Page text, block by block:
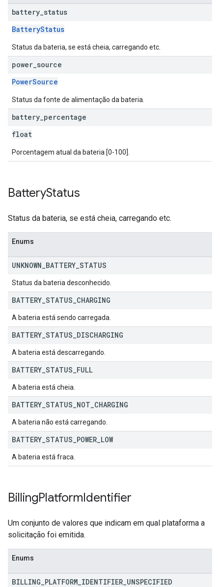
battery status
BatteryStatus
Status da bateria, se está cheia, carregando etc.
power source
PowerSource
Status da fonte de alimentação da bateria.
battery percentage
float
Porcentagem atual da bateria [0-100].
BatteryStatus
Status da bateria, se está cheia, carregando etc.
Enums
UNKNOWN BATTERY STATUS
Status da bateria desconhecido.
BATTERY STATUS CHARGING
A bateria está sendo carregada.
BATTERY STATUS DISCHARGING
A bateria está descarregando.
BATTERY STATUS FULL
A bateria está cheia.
BATTERY STATUS NOT CHARGING
A bateria não está carregando.
BATTERY STATUS POWER LOW
A bateria está fraca.
BillingPlatformIdentifier
Um conjunto de valores que indicam em qual plataforma a
solicitação foi emitida.
Enums
BILLING PLATFORM IDENTIFIER UNSPECIFIED